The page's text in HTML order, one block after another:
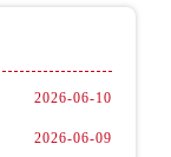
2026-06-10
2026-06-09